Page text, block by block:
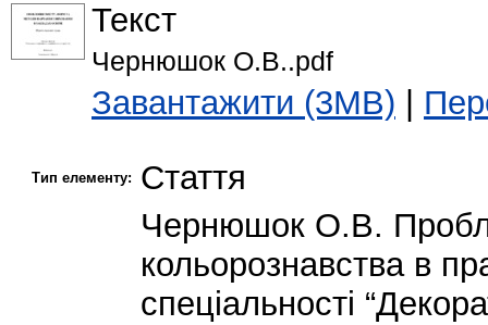
Текст
Чернюшок О.В..pdf
Завантажити (3MB) |
Тип елементу: Стаття
Чернюшок О.В.
кольорознавства в
спеціальності